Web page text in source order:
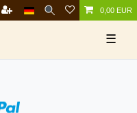
0,00 EUR
☰